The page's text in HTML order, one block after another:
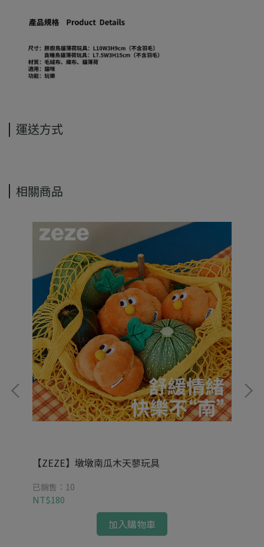
運送方式
相關商品
【ZEZE】墩墩南瓜木天蓼玩具
已銷售：10
NT$180
加入購物車